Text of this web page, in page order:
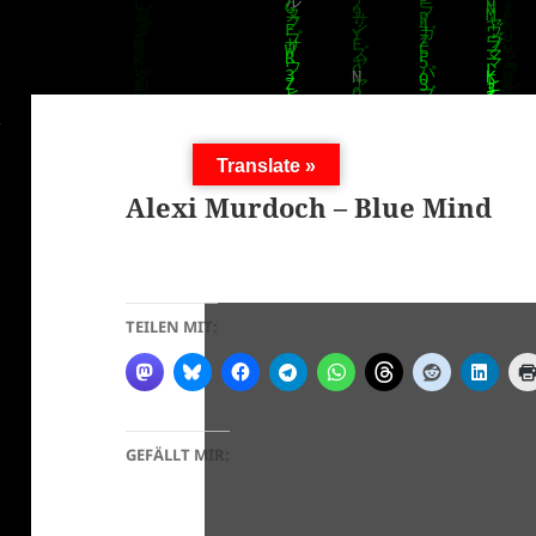
Alexi Murdoch – Blue Mind
TEILEN MIT:
GEFÄLLT MIR:
Translate »